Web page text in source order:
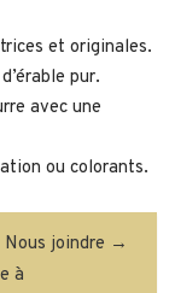
et originales.
pur.
avec une
ou colorants.
Nous joindre →
à